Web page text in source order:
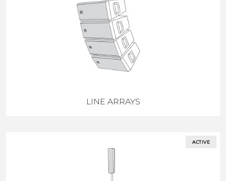
LINE ARRAYS
ACTIVE